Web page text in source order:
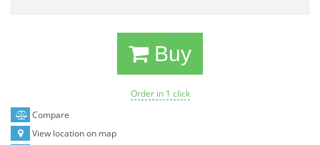
Buy
Order in 1 click
Compare
View location on map